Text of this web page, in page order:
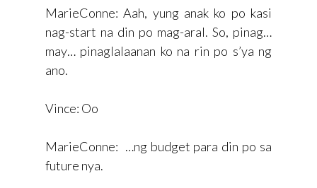
MarieConne: Aah, yung anak ko po kasi
nag-start na din po mag-aral. So, pinag…
may… pinaglalaanan ko na rin po s’ya ng
ano.
Vince: Oo
MarieConne: …ng budget para din po sa
future nya.